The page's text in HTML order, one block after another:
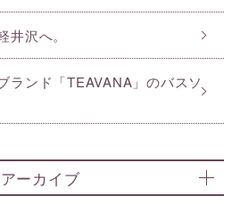
沢へ。
ランド「TEAVANA」のバスソ
アーカイブ